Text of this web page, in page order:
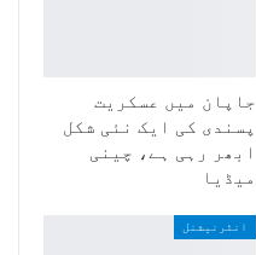
جاپان میں عسکریت
پسندی کی ایک نئی شکل
ابھر رہی ہے، چینی
میڈیا
انٹرنیشنل